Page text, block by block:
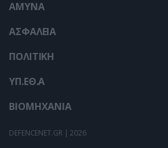
ΑΜΥΝΑ
ΑΣΦΑΛΕΙΑ
ΠΟΛΙΤΙΚΗ
ΥΠ.ΕΘ.Α
ΒΙΟΜΗΧΑΝΙΑ
DEFENCENET.GR | 2026